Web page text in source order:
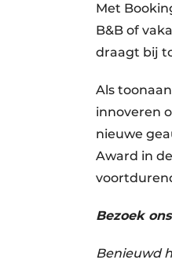
Met
B&B of
draagt bij
Als
innoveren
nieuwe
Award in
Bezoek
Benieuwd